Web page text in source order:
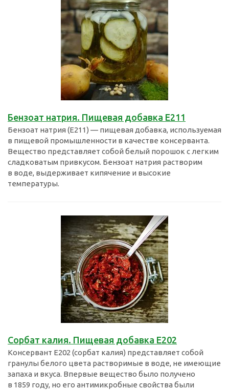
Бензоат натрия. Пищевая добавка Е211
Бензоат натрия (E211) — пищевая добавка, используемая
в пищевой промышленности в качестве консерванта.
Вещество представляет собой белый порошок с легким
сладковатым привкусом. Бензоат натрия растворим
в воде, выдерживает кипячение и высокие
температуры.
Сорбат калия. Пищевая добавка Е202
Консервант E202 (сорбат калия) представляет собой
гранулы белого цвета растворимые в воде, не имеющие
запаха и вкуса. Впервые вещество было получено
в 1859 году, но его антимикробные свойства были